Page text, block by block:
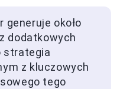
generuje około
dodatkowych
strategia
z kluczowych
tego